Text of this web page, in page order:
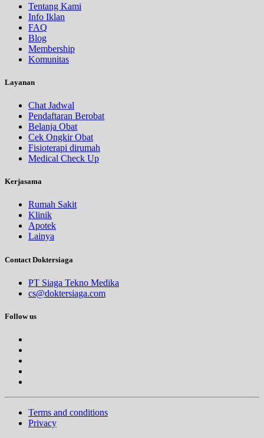
Tentang Kami
Info Iklan
FAQ
Blog
Membership
Komunitas
Layanan
Chat Jadwal
Pendaftaran Berobat
Belanja Obat
Cek Ongkir Obat
Fisioterapi dirumah
Medical Check Up
Kerjasama
Rumah Sakit
Klinik
Apotek
Lainya
Contact Doktersiaga
PT Siaga Tekno Medika
cs@doktersiaga.com
Follow us
Terms and conditions
Privacy